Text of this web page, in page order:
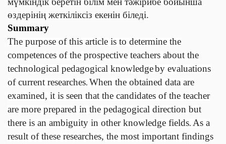
өздерінің жеткіліксіз екенін біледі.
Summary
The purpose of this article is to determine the
competences of the prospective teachers about the
technological pedagogical knowledgeby evaluations
of current researches. When the obtained data are
examined, it is seen that the candidates of the teacher
are more prepared in the pedagogical direction but
there is an ambiguity in other knowledge fields. As a
result of these researches, the most important findings